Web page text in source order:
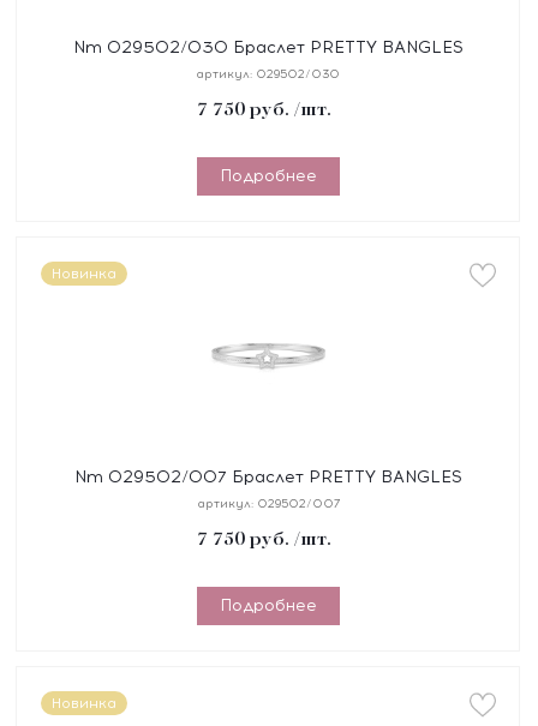
Nm 029502/030 Браслет PRETTY BANGLES
"ДЕРЕВО ЖИЗНИ" размер 19 см, сталь, цирконы,
артикул: 029502/030
7 750 руб. /шт.
Подробнее
Новинка
Nm 029502/007 Браслет PRETTY BANGLES
"ЗВЕЗДА" размер 19 см, сталь, цирконы
артикул: 029502/007
7 750 руб. /шт.
Подробнее
Новинка